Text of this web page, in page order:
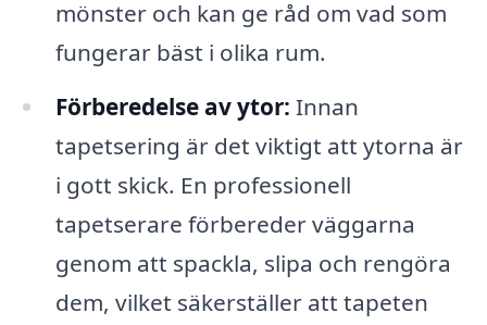
mönster och kan ge råd om vad som
fungerar bäst i olika rum.
Förberedelse av ytor: Innan
tapetsering är det viktigt att ytorna är
i gott skick. En professionell
tapetserare förbereder väggarna
genom att spackla, slipa och rengöra
dem, vilket säkerställer att tapeten